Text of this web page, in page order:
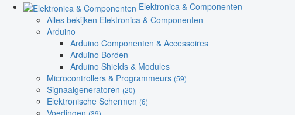
Elektronica & Componenten
Alles bekijken Elektronica & Componenten
Arduino
Arduino Componenten & Accessoires
Arduino Borden
Arduino Shields & Modules
Microcontrollers & Programmeurs (59)
Signaalgeneratoren (20)
Elektronische Schermen (6)
Voedingen (39)